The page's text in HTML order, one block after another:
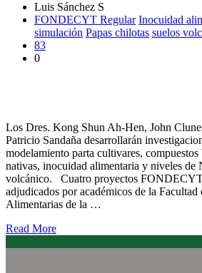
Luis Sánchez S
FONDECYT Regular Inocuidad
simulación Papas chilotas suelos
83
0
Los Dres. Kong Shun Ah-Hen, John
Patricio Sandaña desarrollarán
modelamiento parta cultivares,
nativas, inocuidad alimentaria y niveles de
volcánico. Cuatro proyectos
adjudicados por académicos de la
Alimentarias de la …
Read More